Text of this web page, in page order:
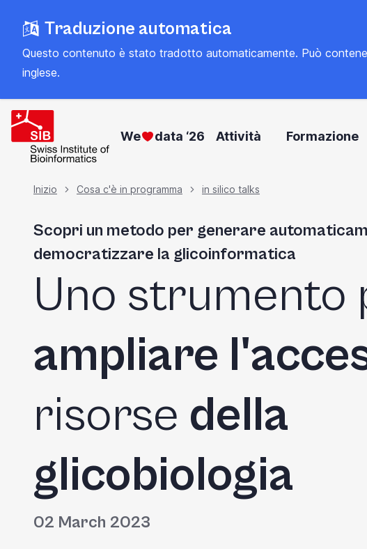
contenuto
principale
Traduzione automatica
Questo contenuto è stato tradotto automaticamente. Può
inglese.
We data ‘26 Attività Formazione
Briciola
di
pane
Inizio Cosa c'è in programma in silico talks
Scopri un metodo per generare
democratizzare la glicoinformatica
Uno strumento
ampliare
risorse della
glicobiologia
02 March 2023